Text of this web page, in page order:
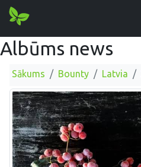
Albūms news
Sākums Bounty Latvia